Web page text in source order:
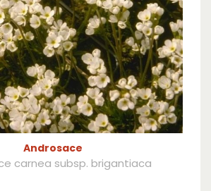
Androsace
carnea subsp. brigantiaca